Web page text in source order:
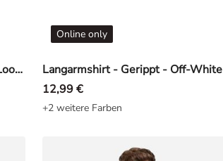
Langarmshirt - Double-Layer-Look - Khaki Langarmshirt - Gerippt - Off-White
Online only
12,99 €
+2 weitere Farben